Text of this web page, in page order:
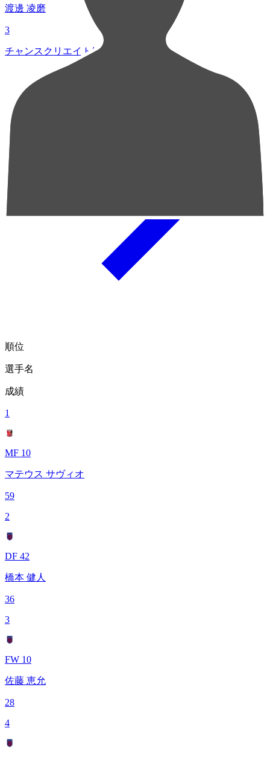
渡邊 凌磨
3
チャンスクリエイト総数
順位
選手名
成績
1
MF 10
マテウス サヴィオ
59
2
DF 42
橋本 健人
36
3
FW 10
佐藤 恵允
28
4